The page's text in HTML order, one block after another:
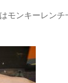
モンキーレン